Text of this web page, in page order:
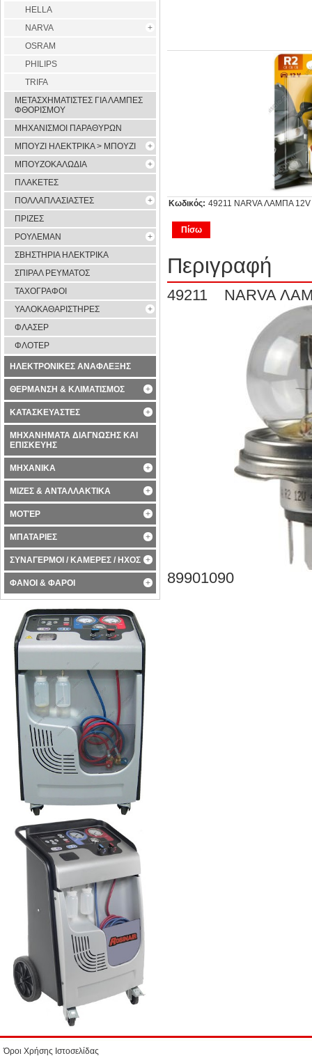
Κωδικός: 49211 NARVA ΛΑΜΠΑ
Πίσω
Περιγραφή
49211 NARVA
89901090
HELLA
NARVA
OSRAM
PHILIPS
TRIFA
ΜΕΤΑΣΧΗΜΑΤΙΣΤΕΣ ΓΙΑ ΛΑΜΠΕΣ
ΦΘΟΡΙΣΜΟΥ
ΜΗΧΑΝΙΣΜΟΙ ΠΑΡΑΘΥΡΩΝ
ΜΠΟΥΖΙ ΗΛΕΚΤΡΙΚΑ > ΜΠΟΥΖΙ
ΜΠΟΥΖΟΚΑΛΩΔΙΑ
ΠΛΑΚΕΤΕΣ
ΠΟΛΛΑΠΛΑΣΙΑΣΤΕΣ
ΠΡΙΖΕΣ
ΡΟΥΛΕΜΑΝ
ΣΒΗΣΤΗΡΙΑ ΗΛΕΚΤΡΙΚΑ
ΣΠΙΡΑΛ ΡΕΥΜΑΤΟΣ
ΤΑΧΟΓΡΑΦΟΙ
ΥΑΛΟΚΑΘΑΡΙΣΤΗΡΕΣ
ΦΛΑΣΕΡ
ΦΛΟΤΕΡ
ΗΛΕΚΤΡΟΝΙΚΕΣ ΑΝΑΦΛΕΞΗΣ
ΘΕΡΜΑΝΣΗ & ΚΛΙΜΑΤΙΣΜΟΣ
ΚΑΤΑΣΚΕΥΑΣΤΕΣ
ΜΗΧΑΝΗΜΑΤΑ ΔΙΑΓΝΩΣΗΣ ΚΑΙ
ΕΠΙΣΚΕΥΗΣ
ΜΗΧΑΝΙΚΑ
ΜΙΖΕΣ & ΑΝΤΑΛΛΑΚΤΙΚΑ
ΜΟΤΈΡ
ΜΠΑΤΑΡΙΕΣ
ΣΥΝΑΓΕΡΜΟΙ / ΚΑΜΕΡΕΣ / ΗΧΟΣ
ΦΑΝΟΙ & ΦΑΡΟΙ
Όροι Χρήσης Ιστοσελίδας